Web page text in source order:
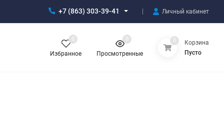
+7 (863) 303-39-41 Личный кабинет
Избранное
0
Просмотренные
0 0
Корзина
Пусто